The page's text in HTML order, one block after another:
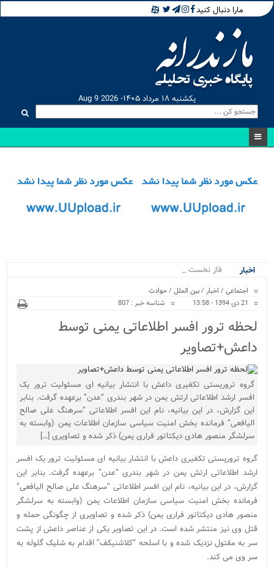
مارا دنبال کنید
یکشنبه ۱۸ مرداد ۱۴۰۵- Aug 9 2026
اخبار
فاز نخست طرح ها_
اجتماعی / اخبار /بین الملل /حوادث
شناسه خبر : 807
لحظه ترور افسر اطلاعاتی یمنی توسط
داعش+تصاویر
گروه تروریستی تکفیری داعش با انتشار بیانیه ای مسئولیت ترور یک
افسر ارشد اطلاعاتی ارتش یمن در شهر بندری “عدن” برعهده گرفت. بنابر
این گزارش، در این بیانیه، نام این افسر اطلاعاتی “سرهنگ علی صالح
الیافعی” فرمانده بخش امنیت سیاسی سازمان اطلاعات یمن (وابسته به
سرلشگر منصور هادی دیکتاتور فراری یمن) ذکر شده و تصاویری […]
گروه تروریستی تکفیری داعش با انتشار بیانیه ای مسئولیت ترور یک افسر
ارشد اطلاعاتی ارتش یمن در شهر بندری “عدن” برعهده گرفت. بنابر این
گزارش، در این بیانیه، نام این افسر اطلاعاتی “سرهنگ علی صالح الیافعی”
فرمانده بخش امنیت سیاسی سازمان اطلاعات یمن (وابسته به سرلشگر
منصور هادی دیکتاتور فراری یمن) ذکر شده و تصاویری از چگونگی حمله و
قتل وی نیز منتشر شده است. در این تصاویر یکی از عناصر داعش از پشت
سر به مقتول نزدیک شده و با اسلحه “کلاشنیکف” اقدام به شلیک گلوله به
سر وی می کند.